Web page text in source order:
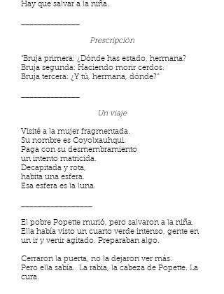
Hay que salvar a la niña.
Prescripción
“Bruja primera: ¿Dónde has estado, hermana?
Bruja segunda: Haciendo morir cerdos.
Bruja tercera: ¿Y tú, hermana, dónde?”
Un viaje
Visité a la mujer fragmentada.
Su nombre es Coyolxauhqui.
Paga con su desmembramiento
un intento matricida.
Decapitada y rota,
habita una esfera.
Esa esfera es la luna.
El pobre Popette murió, pero salvaron a la niña.
Ella había visto un cuarto verde intenso, gente en
un ir y venir agitado. Preparaban algo.
Cerraron la puerta, no la dejaron ver más.
Pero ella sabía. La rabia, la cabeza de Popette. La
cura.